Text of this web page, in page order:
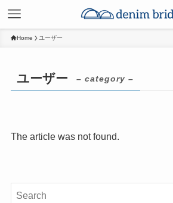
Home ユーザー
ユーザー – category –
The article was not found.